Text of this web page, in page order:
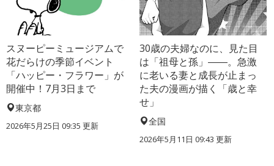
スヌーピーミュージアムで
花だらけの季節イベント
「ハッピー・フラワー」が
開催中！7月3日まで
東京都
2026年5月25日 09:35 更新
30歳の夫婦なのに、見た目
は「祖母と孫」――。急激
に老いる妻と成長が止まっ
た夫の漫画が描く「歳と幸
せ」
全国
2026年5月11日 09:43 更新